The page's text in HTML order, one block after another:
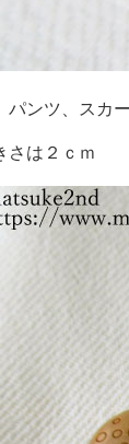
パンツ、スカ
さは２ｃｍ